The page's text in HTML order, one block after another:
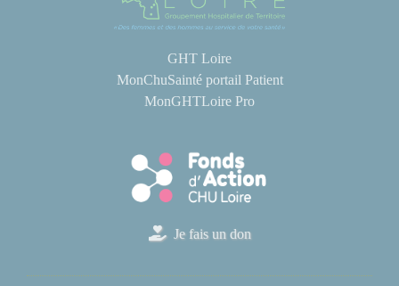
GHT Loire
MonChuSainté portail Patient
MonGHTLoire Pro
Je fais un don